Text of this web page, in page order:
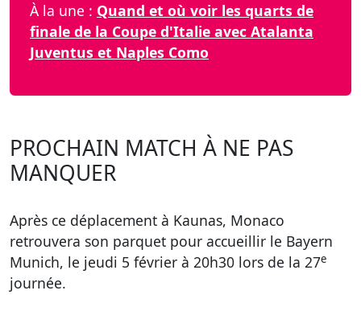
À la une : Quand et où voir les quarts de
finale de la Coupe d'Italie avec Atalanta
Juventus et Naples Como
PROCHAIN MATCH À NE PAS
MANQUER
Après ce déplacement à Kaunas, Monaco
retrouvera son parquet pour accueillir le Bayern
Munich, le jeudi 5 février à 20h30 lors de la 27e
journée.